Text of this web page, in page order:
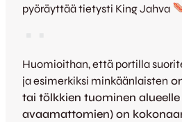
pyöräyttää tietysti King Jahva
Huomioithan, että portilla
ja esimerkiksi minkäänlaisten
tai tölkkien tuominen
avaamattomien) on